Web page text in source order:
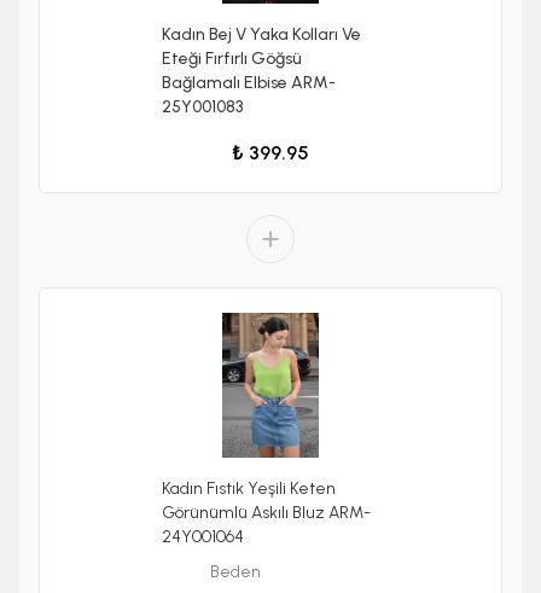
Kadın Bej V Yaka Kolları Ve
Eteği Fırfırlı Göğsü
Bağlamalı Elbise ARM-
25Y001083
₺ 399.95
Kadın Fıstık Yeşili Keten
Görünümlü Askılı Bluz ARM-
24Y001064
Beden